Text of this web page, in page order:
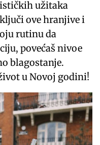
užitaka
ove hranjive i
rutinu da
povećaš nivoe
blagostanje.
u Novoj godini!